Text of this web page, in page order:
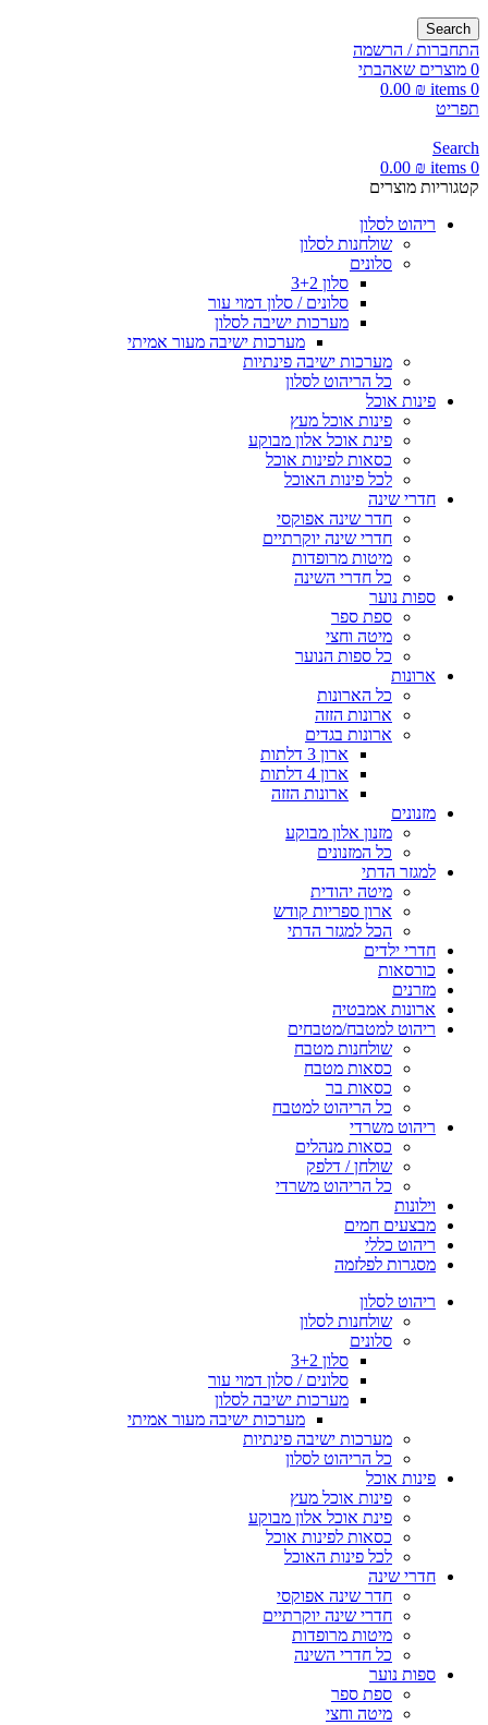
Search
התחברות / הרשמה
0 מוצרים שאהבתי
0
items
0.00 ₪
תפריט
Search
0
items
0.00 ₪
קטגוריות מוצרים
ריהוט לסלון
שולחנות לסלון
סלונים
סלון 3+2
סלונים / סלון דמוי עור
מערכות ישיבה לסלון
מערכות ישיבה מעור אמיתי
מערכות ישיבה פינתיות
כל הריהוט לסלון
פינות אוכל
פינות אוכל מעץ
פינת אוכל אלון מבוקע
כסאות לפינות אוכל
לכל פינות האוכל
חדרי שינה
חדר שינה אפוקסי
חדרי שינה יוקרתיים
מיטות מרופדות
כל חדרי השינה
ספות נוער
ספת ספר
מיטה וחצי
כל ספות הנוער
ארונות
כל הארונות
ארונות הזזה
ארונות בגדים
ארון 3 דלתות
ארון 4 דלתות
ארונות הזזה
מזנונים
מזנון אלון מבוקע
כל המזנונים
למגזר הדתי
מיטה יהודית
ארון ספריות קודש
הכל למגזר הדתי
חדרי ילדים
כורסאות
מזרנים
ארונות אמבטיה
ריהוט למטבח/מטבחים
שולחנות מטבח
כסאות מטבח
כסאות בר
כל הריהוט למטבח
ריהוט משרדי
כסאות מנהלים
שולחן / דלפק
כל הריהוט משרדי
וילונות
מבצעים חמים
ריהוט כללי
מסגרות לפלזמה
ריהוט לסלון
שולחנות לסלון
סלונים
סלון 3+2
סלונים / סלון דמוי עור
מערכות ישיבה לסלון
מערכות ישיבה מעור אמיתי
מערכות ישיבה פינתיות
כל הריהוט לסלון
פינות אוכל
פינות אוכל מעץ
פינת אוכל אלון מבוקע
כסאות לפינות אוכל
לכל פינות האוכל
חדרי שינה
חדר שינה אפוקסי
חדרי שינה יוקרתיים
מיטות מרופדות
כל חדרי השינה
ספות נוער
ספת ספר
מיטה וחצי